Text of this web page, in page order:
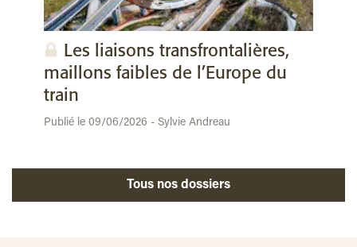
Les liaisons transfrontalières,
maillons faibles de l’Europe du
train
Publié le 09/06/2026 - Sylvie Andreau
Tous nos dossiers